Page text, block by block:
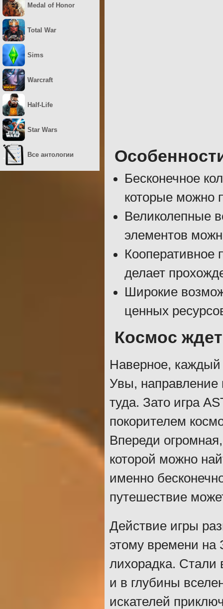
Бесконечное
которые можно
Великолепные
элементов
Кооперативное
делает
Широкие
ценных
Космос
Наверное, каждый
Увы, направление
туда. Зато игра
покорителем
Впереди
которой можно
именно
путешествие
Действие игры
этому времени на
лихорадка. Стали
и в глубины
искателей
Medal of Honor
Total War
Sims
Warcraft
Half-Life
Star Wars
Все антологии